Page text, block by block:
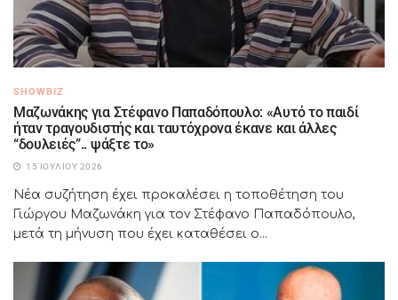
SHOWBIZ
Μαζωνάκης για Στέφανο Παπαδόπουλο: «Αυτό το παιδί
ήταν τραγουδιστής και ταυτόχρονα έκανε και άλλες
“δουλειές”.. ψάξτε το»
15 ΙΟΥΛΊΟΥ 2026
Νέα συζήτηση έχει προκαλέσει η τοποθέτηση του
Γιώργου Μαζωνάκη για τον Στέφανο Παπαδόπουλο,
μετά τη μήνυση που έχει καταθέσει ο...